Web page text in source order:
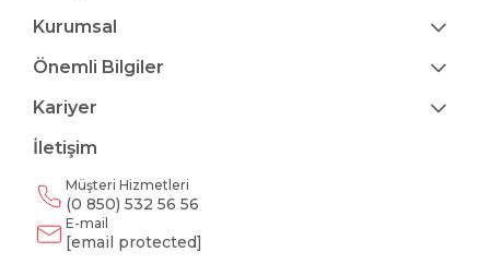
Kurumsal
Önemli Bilgiler
Kariyer
İletişim
Müşteri Hizmetleri
(0 850) 532 56 56
E-mail
[email protected]